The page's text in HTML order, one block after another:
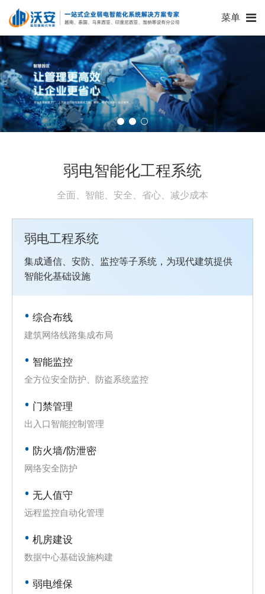
菜单
弱电智能化工程系统
全面、智能、安全、省心、减少成本
弱电工程系统
集成通信、安防、监控等子系统，为现代建筑提供
智能化基础设施
综合布线
建筑网络线路集成布局
智能监控
全方位安全防护、防盗系统监控
门禁管理
出入口智能控制管理
防火墙/防泄密
网络安全防护
无人值守
远程监控自动化管理
机房建设
数据中心基础设施构建
弱电维保